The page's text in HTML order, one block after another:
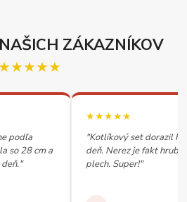
ZÁKAZNÍKOV
podľa
so 28 cm a
★★★★★
"Kotlíkový set dorazil
deň. Nerez je fakt
plech. Super!"